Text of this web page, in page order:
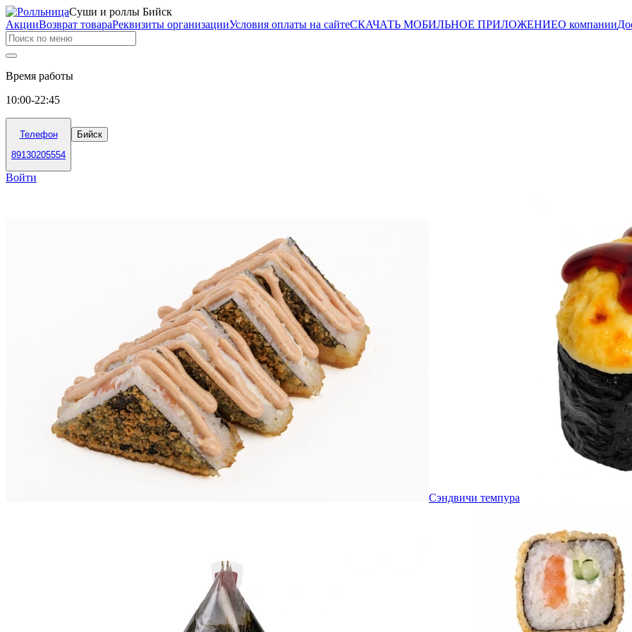
Суши и роллы Бийск
АкцииВозврат товараРеквизиты организацииУсловия оплаты на сайтеСКАЧАТЬ МОБИЛЬНОЕ ПРИЛОЖЕНИЕО компании
Время работы
10:00-22:45
Телефон
89130205554
Бийск
Войти
Сэндвичи темпура